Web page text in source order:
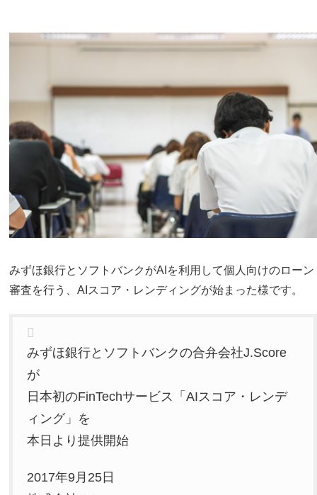
みずほ銀行とソフトバンクがAIを利用して個人向けのローン
審査を行う、AIスコア・レンディングが始まった様です。
みずほ銀行とソフトバンクの合弁会社J.Score
が
日本初のFinTechサービス「AIスコア・レンデ
ィング」を
本日より提供開始
2017年9月25日